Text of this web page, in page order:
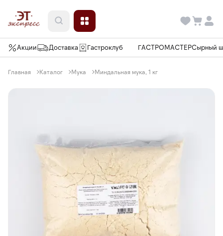
Акции Доставка Гастроклуб ГАСТРОМАСТЕРСырный
Главная Каталог Мука Миндальная мука, 1 кг